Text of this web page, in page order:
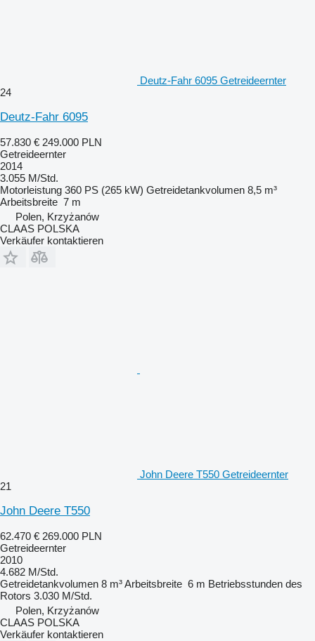
Deutz-Fahr 6095 Getreideernter
24
Deutz-Fahr 6095
57.830 € 249.000 PLN
Getreideernter
2014
3.055 M/Std.
Motorleistung 360 PS (265 kW) Getreidetankvolumen 8,5 m³
Arbeitsbreite 7 m
Polen, Krzyżanów
CLAAS POLSKA
Verkäufer kontaktieren
John Deere T550 Getreideernter
21
John Deere T550
62.470 € 269.000 PLN
Getreideernter
2010
4.682 M/Std.
Getreidetankvolumen 8 m³Arbeitsbreite 6 m Betriebsstunden des
Rotors 3.030 M/Std.
Polen, Krzyżanów
CLAAS POLSKA
Verkäufer kontaktieren